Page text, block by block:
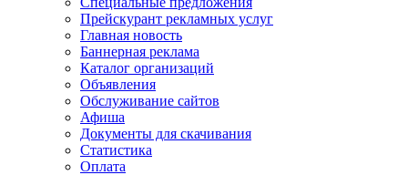
Прейскурант рекламных услуг
Главная новость
Баннерная реклама
Каталог организаций
Объявления
Обслуживание сайтов
Афиша
Документы для скачивания
Статистика
Оплата